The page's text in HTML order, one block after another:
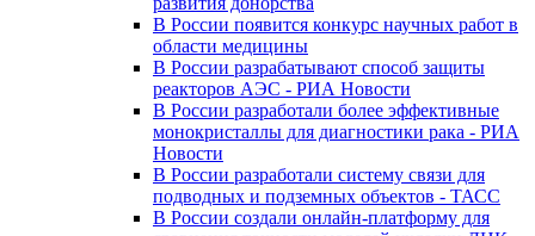
В России появится конкурс научных работ в
области медицины
В России разрабатывают способ защиты
реакторов АЭС - РИА Новости
В России разработали более эффективные
монокристаллы для диагностики рака - РИА
Новости
В России разработали систему связи для
подводных и подземных объектов - ТАСС
В России создали онлайн-платформу для